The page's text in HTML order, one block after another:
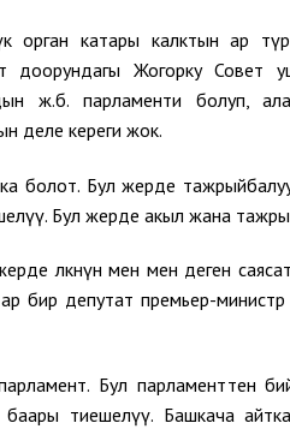
орган катары калктын ар
доорундагы Жогорку Совет
ж.б. парламенти болуп,
деле кереги жок.
болот. Бул жерде
Бул жерде акыл жана
өлкөнүн мен мен деген
бир депутат премьер-
Бул парламенттен
тиешелүү. Башкача